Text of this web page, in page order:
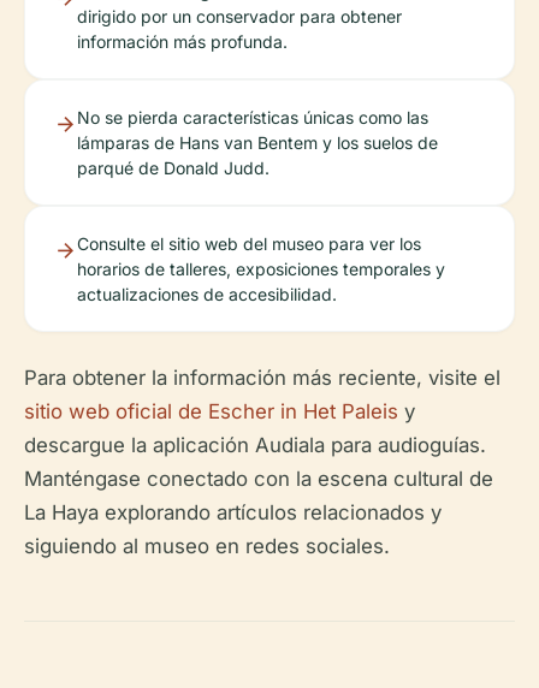
dirigido por un conservador para obtener
información más profunda.
No se pierda características únicas como las
lámparas de Hans van Bentem y los suelos de
parqué de Donald Judd.
Consulte el sitio web del museo para ver los
horarios de talleres, exposiciones temporales y
actualizaciones de accesibilidad.
Para obtener la información más reciente, visite el
sitio web oficial de Escher in Het Paleis y
descargue la aplicación Audiala para audioguías.
Manténgase conectado con la escena cultural de
La Haya explorando artículos relacionados y
siguiendo al museo en redes sociales.